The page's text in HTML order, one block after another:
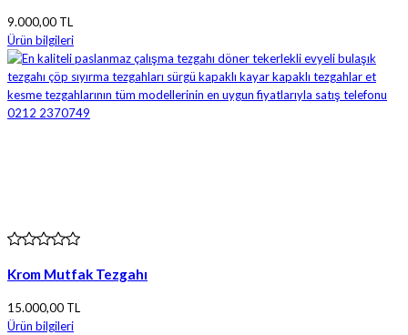
9.000,00 TL
Ürün bilgileri
Krom Mutfak Tezgahı
15.000,00 TL
Ürün bilgileri